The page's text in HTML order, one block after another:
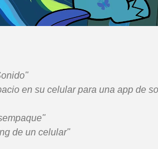
en su celular para una app de
de un celular"